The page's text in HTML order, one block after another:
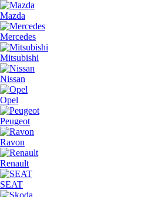
Mazda
Mercedes
Mitsubishi
Nissan
Opel
Peugeot
Ravon
Renault
SEAT